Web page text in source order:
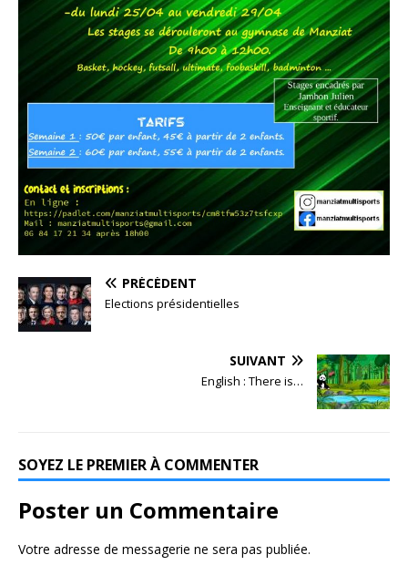
PRÉCÉDENT
Elections présidentielles
SUIVANT
English : There is…
SOYEZ LE PREMIER À COMMENTER
Poster un Commentaire
Votre adresse de messagerie ne sera pas publiée.